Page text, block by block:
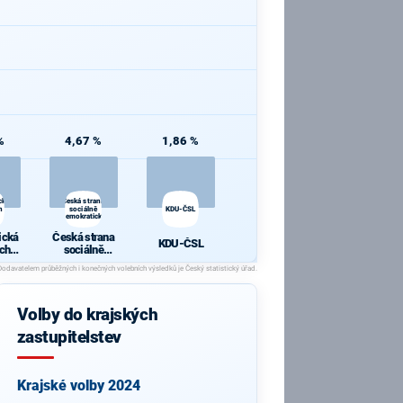
a
a
4,67 %
Česká strana
sociálně
demokratická
Česká strana
sociálně
demokratická
1,86 %
KDU-ČSL
KDU-ČSL
Volby do krajských
zastupitelstev
Krajské volby 2024